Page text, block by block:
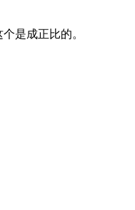
是成正比的。